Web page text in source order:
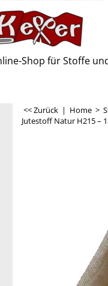
Shop für Stoffe
<< Zurück | Home >
Jutestoff Natur H215 –